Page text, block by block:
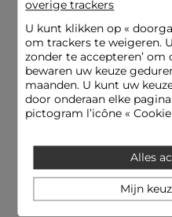
Levering en Terugzending
gratis
E-reservering: pas en betaal een
overige trackers
U kunt klikken op «
om trackers te weigeren.
zonder te accepteren’
bewaren uw keuze
maanden. U kunt uw
door onderaan elke
pictogram l’icône «
Alles
Mijn